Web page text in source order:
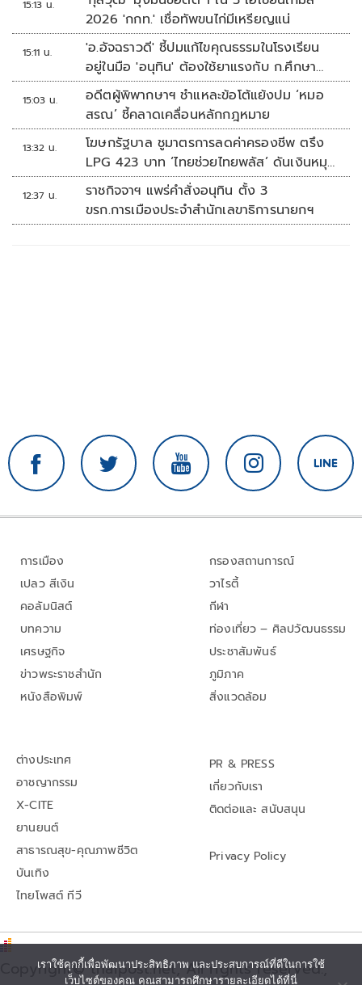
15:13 น.
2026 'กกท.' เชื่อทัพขนไก่มีเหรียญแน่
15:11 น.
'อ.อัจฉราวดี' ชี้ปมแก้ไขคุณธรรมในโรงเรียน
อยู่ในมือ 'อนุทิน' ต้องใช้ยาแรงกับ ก.ศึกษา
เรื่องปืนแค่ปลายเหตุ
15:03 น.
อดีตผู้พิพากษาฯ ชำแหละข้อโต้แย้งปม ‘หมอ
สรณ’ ชี้คลาดเคลื่อนหลักกฎหมาย
13:32 น.
โฆษกรัฐบาล ชูมาตรการลดค่าครองชีพ ตรึง
LPG 423 บาท ‘ไทยช่วยไทยพลัส’ ดันเงินหมุน
แสนล้าน
12:37 น.
ราชกิจจาฯ แพร่คำสั่งอนุทิน ตั้ง 3
ขรก.การเมืองประจำสำนักเลขาธิการนายกฯ
การเมือง
เปลว สีเงิน
คอลัมนิสต์
บทความ
เศรษฐกิจ
ข่าวพระราชสำนัก
หนังสือพิมพ์
กรองสถานการณ์
วาไรตี้
กีฬา
ท่องเที่ยว – ศิลปวัฒนธรรม
ประชาสัมพันธ์
ภูมิภาค
สิ่งแวดล้อม
ต่างประเทศ
อาชญากรรม
X-CITE
ยานยนต์
สาธารณสุข-คุณภาพชีวิต
บันเทิง
ไทยโพสต์ ทีวี
PR & PRESS
เกี่ยวกับเรา
ติดต่อและ สนับสนุน
Privacy Policy
Copyright© thaipost.net, All rights reserved.,
เราใช้คุกกี้เพื่อพัฒนาประสิทธิภาพ และประสบการณ์ที่ดีในการใช้
เว็บไซต์ของคุณ คุณสามารถศึกษารายละเอียดได้ที่นี่